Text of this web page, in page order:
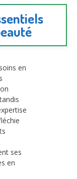
en
ses
en